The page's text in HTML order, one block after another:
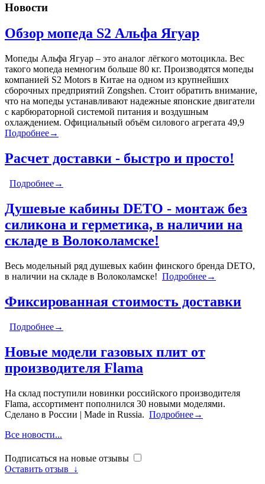
Новости
Обзор мопеда S2 Альфа Ягуар
Мопеды Альфа Ягуар – это аналог лёгкого мотоцикла. Вес
такого мопеда немногим больше 80 кг. Производятся мопеды
компанией S2 Motors в Китае на одном из крупнейших
сборочных предприятий Zongshen. Стоит обратить внимание,
что на мопеды устанавливают надежные японские двигатели
с карбюраторной системой питания и воздушным
охлаждением. Официальный объём силового агрегата 49,9
Подробнее→
Расчет доставки - быстро и просто!
Подробнее→
Душевые кабины DETO - монтаж без
силикона и герметика, в наличии на
складе в Волоколамске!
Весь модельный ряд душевых кабин финского бренда DETO,
в наличии на складе в Волоколамске! Подробнее→
Фиксированная стоимость доставки
Подробнее→
Новые модели газовых плит от
производителя Flama
На склад поступили новинки российского производителя
Flama, ассортимент пополнился 30 новыми моделями.
Сделано в России | Made in Russia. Подробнее→
Все новости...
Подписаться на новые отзывы
Оставить отзыв
↓